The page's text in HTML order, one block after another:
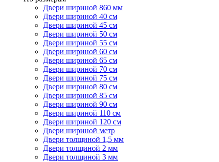
Двери шириной 860 мм
Двери шириной 40 см
Двери шириной 45 см
Двери шириной 50 см
Двери шириной 55 см
Двери шириной 60 см
Двери шириной 65 см
Двери шириной 70 см
Двери шириной 75 см
Двери шириной 80 см
Двери шириной 85 см
Двери шириной 90 см
Двери шириной 110 см
Двери шириной 120 см
Двери шириной метр
Двери толщиной 1,5 мм
Двери толщиной 2 мм
Двери толщиной 3 мм